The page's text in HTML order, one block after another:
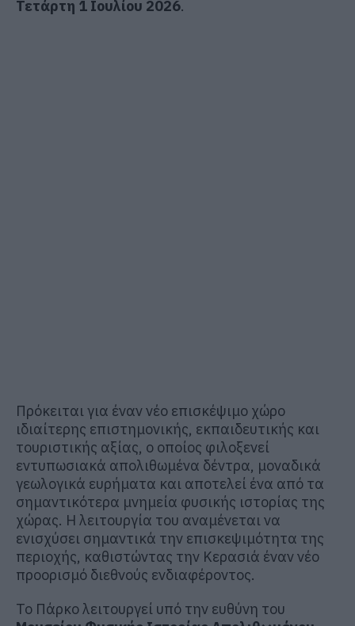
Τετάρτη 1 Ιουλίου 2026.
Πρόκειται για έναν νέο επισκέψιμο χώρο
ιδιαίτερης επιστημονικής, εκπαιδευτικής και
τουριστικής αξίας, ο οποίος φιλοξενεί
εντυπωσιακά απολιθωμένα δέντρα, μοναδικά
γεωλογικά ευρήματα και αποτελεί ένα από τα
σημαντικότερα μνημεία φυσικής ιστορίας της
χώρας. Η λειτουργία του αναμένεται να
ενισχύσει σημαντικά την επισκεψιμότητα της
περιοχής, καθιστώντας την Κερασιά έναν νέο
προορισμό διεθνούς ενδιαφέροντος.
Το Πάρκο λειτουργεί υπό την ευθύνη του